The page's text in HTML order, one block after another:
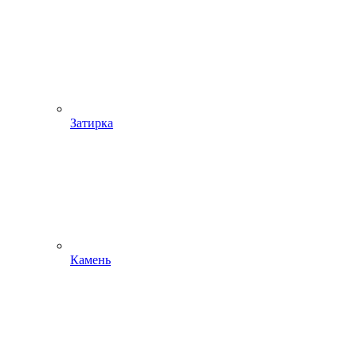
Затирка
Камень